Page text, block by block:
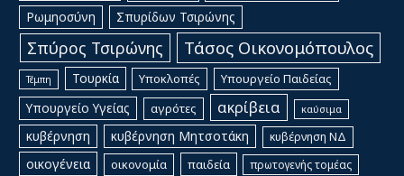
Ρωμηοσύνη Σπυρίδων Τσιρώνης
Σπύρος Τσιρώνης Τάσος Οικονομόπουλος
Τέμπη Τουρκία Υποκλοπές Υπουργείο Παιδείας
Υπουργείο Υγείας αγρότες ακρίβεια καύσιμα
κυβέρνηση κυβέρνηση Μητσοτάκη κυβέρνηση ΝΔ
οικογένεια οικονομία παιδεία πρωτογενής τομέας